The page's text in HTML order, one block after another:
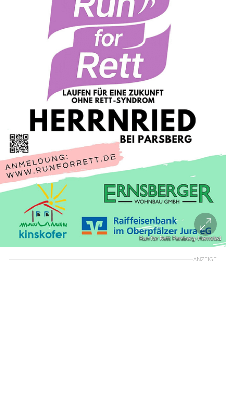
Run for Rett Parsberg-Herrnried
ANZEIGE